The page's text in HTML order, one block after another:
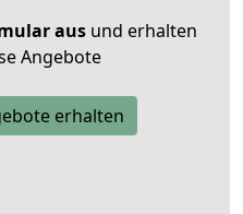
ausund erhalten
Angebote
erhalten